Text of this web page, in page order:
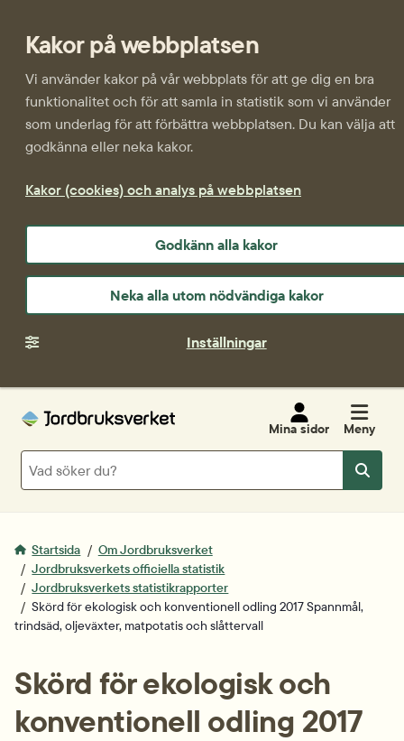
Kakor på webbplatsen
Vi använder kakor på vår webbplats för att ge dig en bra
funktionalitet och för att samla in statistik som vi använder
som underlag för att förbättra webbplatsen. Du kan välja att
godkänna eller neka kakor.
Kakor (cookies) och analys på webbplatsen
Godkänn alla kakor
Neka alla utom nödvändiga kakor
Inställningar
Mina sidor Meny
Sök
Sök
Startsida
Om Jordbruksverket
Jordbruksverkets officiella statistik
Jordbruksverkets statistikrapporter
Skörd för ekologisk och konventionell odling 2017 Spannmål,
trindsäd, oljeväxter, matpotatis och slåttervall
Skörd för ekologisk och
konventionell odling 2017